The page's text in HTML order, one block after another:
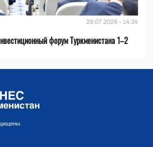
29.07.2026 - 14:34
форум Туркменистана 1–2